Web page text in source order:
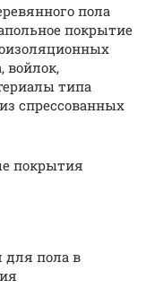
пола
покрытие
войлок,
типа
спрессованных
покрытия
пола в